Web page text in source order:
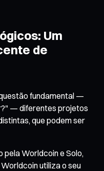
Um
de
fundamental —
— diferentes projetos
que podem ser
pela Worldcoin e Solo,
utiliza o seu